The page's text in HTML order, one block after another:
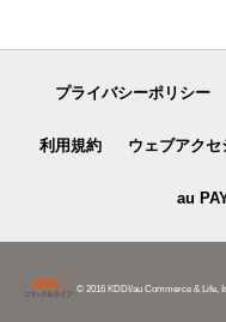
プライバシーポリシー
利用規約 ウェブアク
au
© 2016 KDDI/au Commerce & Life,